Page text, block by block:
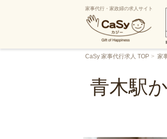
家事代行・家政婦の求人サイト
CaSy 家事代行求人 TOP 家
青木駅